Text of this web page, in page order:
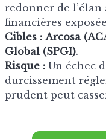
redonner de
financières
Cibles : Arcosa
Global (SPGI).
Risque : Un échec
durcissement
prudent peut